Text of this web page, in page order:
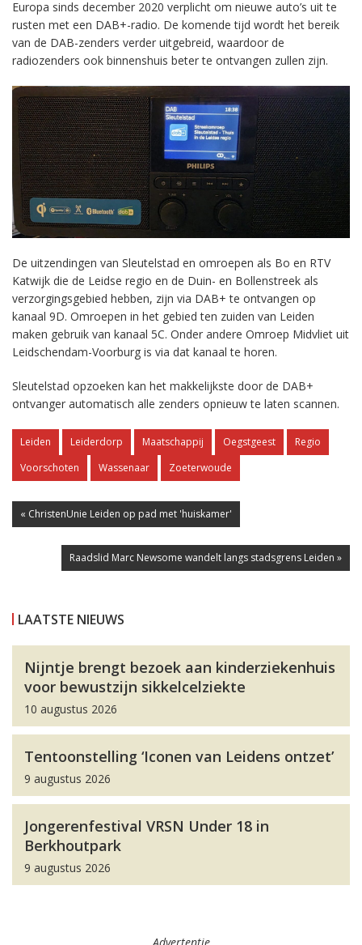
Europa sinds december 2020 verplicht om nieuwe auto’s uit te
rusten met een DAB+-radio. De komende tijd wordt het bereik
van de DAB-zenders verder uitgebreid, waardoor de
radiozenders ook binnenshuis beter te ontvangen zullen zijn.
De uitzendingen van Sleutelstad en omroepen als Bo en RTV
Katwijk die de Leidse regio en de Duin- en Bollenstreek als
verzorgingsgebied hebben, zijn via DAB+ te ontvangen op
kanaal 9D. Omroepen in het gebied ten zuiden van Leiden
maken gebruik van kanaal 5C. Onder andere Omroep Midvliet uit
Leidschendam-Voorburg is via dat kanaal te horen.
Sleutelstad opzoeken kan het makkelijkste door de DAB+
ontvanger automatisch alle zenders opnieuw te laten scannen.
Leiden Leiderdorp Maatschappij Oegstgeest
Regio
Voorschoten
Wassenaar Zoeterwoude
« ChristenUnie Leiden op pad met 'huiskamer'
Raadslid Marc Newsome wandelt langs stadsgrens Leiden »
LAATSTE NIEUWS
Nijntje brengt bezoek aan kinderziekenhuis
voor bewustzijn sikkelcelziekte
10 augustus 2026
Tentoonstelling ‘Iconen van Leidens ontzet’
9 augustus 2026
Jongerenfestival VRSN Under 18 in
Berkhoutpark
9 augustus 2026